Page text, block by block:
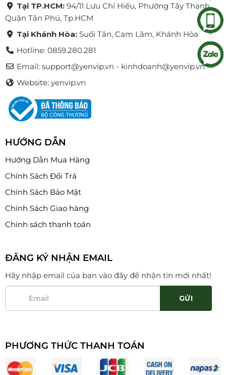
Tại TP.HCM:94/11 Lưu Chí Hiếu, Phường Tây Thạnh,
Quận Tân Phú, Tp.HCM
Tại Khánh Hòa:Suối Tân, Cam Lâm, Khánh Hòa
Hotline: 0859.280.281
Email: support@yenvip.vn - kinhdoanh@yenvip.vn
Website: yenvip.vn
HƯỚNG DẪN
Hướng Dẫn Mua Hàng
Chính Sách Đổi Trả
Chính Sách Bảo Mật
Chính Sách Giao hàng
Chính sách thanh toán
ĐĂNG KÝ NHẬN EMAIL
Hãy nhập email của bạn vào đây để nhận tin mới nhất!
PHƯƠNG THỨC THANH TOÁN